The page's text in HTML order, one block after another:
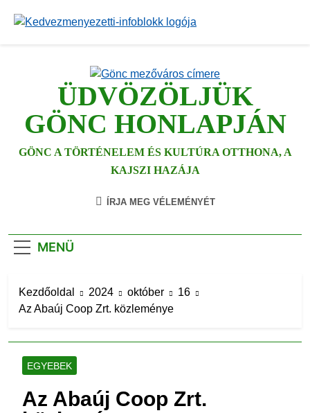
ÜDVÖZÖLJÜK
GÖNC HONLAPJÁN
GÖNC A TÖRTÉNELEM ÉS KULTÚRA OTTHONA, A
KAJSZI HAZÁJA
ÍRJA MEG VÉLEMÉNYÉT
MENÜ
Kezdőoldal 2024 október
16
Az Abaúj Coop Zrt. közleménye
EGYEBEK
Az Abaúj Coop Zrt.